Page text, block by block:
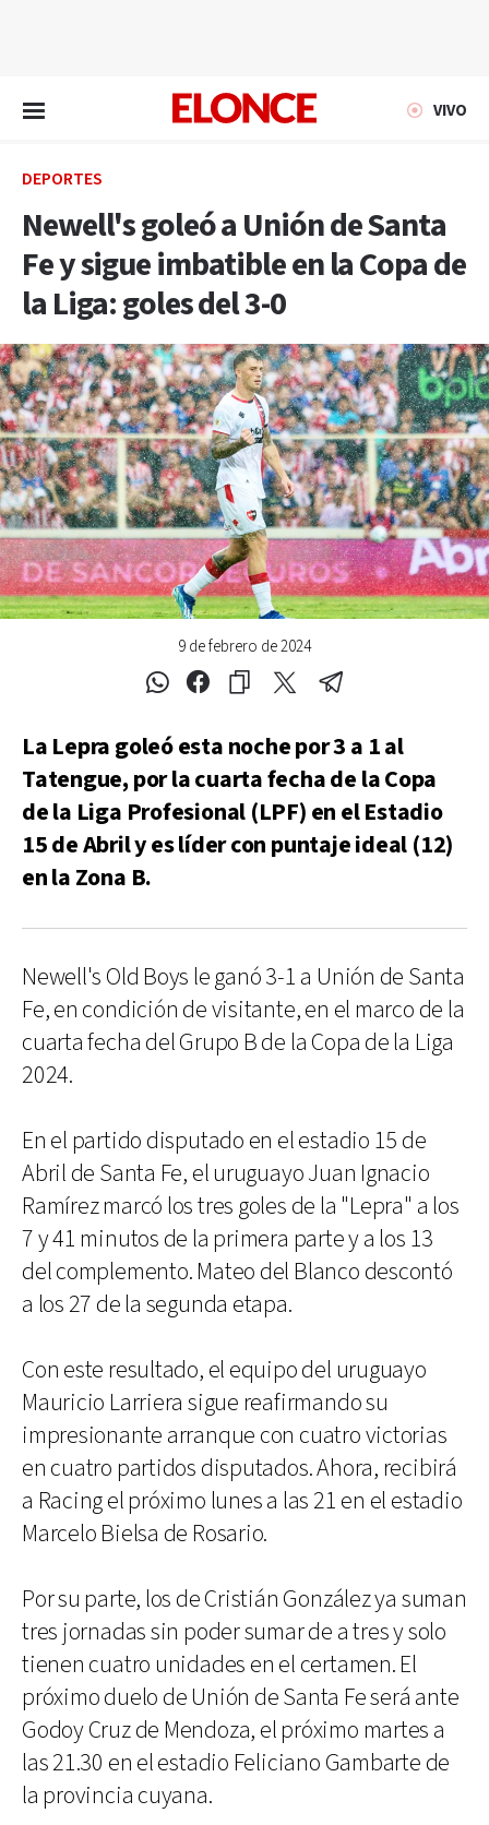
VIVO
DEPORTES
Newell's goleó a Unión de Santa
Fe y sigue imbatible en la Copa de
la Liga: goles del 3-0
9 de febrero de 2024
La Lepra goleó esta noche por 3 a 1 al
Tatengue, por la cuarta fecha de la Copa
de la Liga Profesional (LPF) en el Estadio
15 de Abril y es líder con puntaje ideal (12)
en la Zona B.
Newell's Old Boys le ganó 3-1 a Unión de Santa
Fe, en condición de visitante, en el marco de la
cuarta fecha del Grupo B de la Copa de la Liga
2024.
En el partido disputado en el estadio 15 de
Abril de Santa Fe, el uruguayo Juan Ignacio
Ramírez marcó los tres goles de la "Lepra" a los
7 y 41 minutos de la primera parte y a los 13
del complemento. Mateo del Blanco descontó
a los 27 de la segunda etapa.
Con este resultado, el equipo del uruguayo
Mauricio Larriera sigue reafirmando su
impresionante arranque con cuatro victorias
en cuatro partidos disputados. Ahora, recibirá
a Racing el próximo lunes a las 21 en el estadio
Marcelo Bielsa de Rosario.
Por su parte, los de Cristián González ya suman
tres jornadas sin poder sumar de a tres y solo
tienen cuatro unidades en el certamen. El
próximo duelo de Unión de Santa Fe será ante
Godoy Cruz de Mendoza, el próximo martes a
las 21.30 en el estadio Feliciano Gambarte de
la provincia cuyana.